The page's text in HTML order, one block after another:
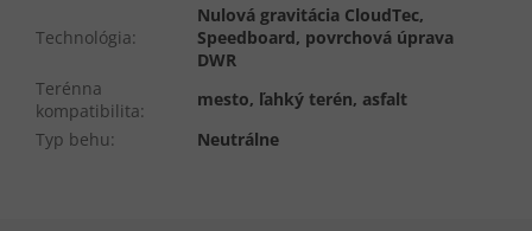
Technológia:
Nulová gravitácia CloudTec,
Speedboard, povrchová úprava
DWR
Terénna
kompatibilita:
mesto, ľahký terén, asfalt
Typ behu: Neutrálne